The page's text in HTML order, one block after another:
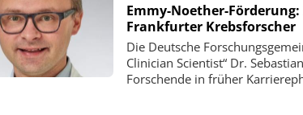
Emmy-Noether-
Frankfurter Krebsforscher
Die Deutsche
Clinician Scientist“ Dr.
Forschende in früher